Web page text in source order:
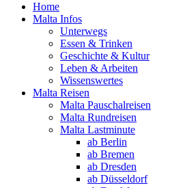
Home
Malta Infos
Unterwegs
Essen & Trinken
Geschichte & Kultur
Leben & Arbeiten
Wissenswertes
Malta Reisen
Malta Pauschalreisen
Malta Rundreisen
Malta Lastminute
ab Berlin
ab Bremen
ab Dresden
ab Düsseldorf